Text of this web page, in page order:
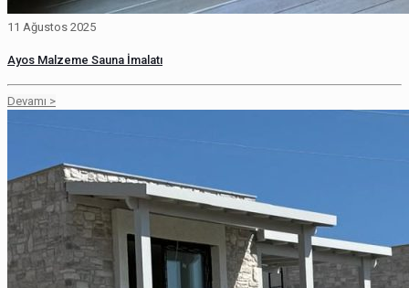
11 Ağustos 2025
Ayos Malzeme Sauna İmalatı
Devamı >